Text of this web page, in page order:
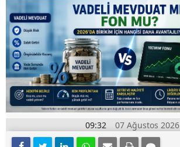
09:32 07 Ağustos 2026